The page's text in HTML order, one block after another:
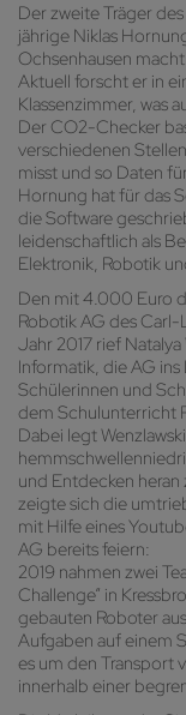
Der zweite Träger
jährige Niklas
Ochsenhausen
Aktuell forscht er in
Klassenzimmer, was
Der CO2-Checker
verschiedenen
misst und so Daten
Hornung hat für das
die Software
leidenschaftlich als
Elektronik, Robotik
Den mit 4.000 Euro
Robotik AG des
Jahr 2017 rief
Informatik, die AG
Schülerinnen und
dem Schulunterricht
Dabei legt
und Entdecken
zeigte sich die
mit Hilfe eines
AG bereits feiern:
2019 nahmen zwei
Challenge“ in
gebauten Roboter
Aufgaben auf einem
es um den Transport
innerhalb einer